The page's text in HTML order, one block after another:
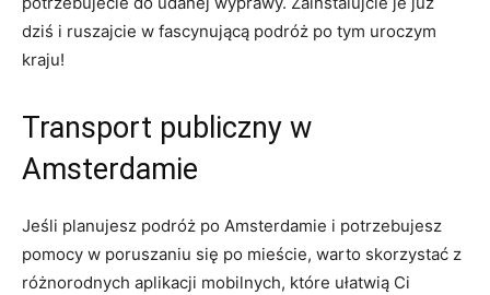
dziś ⁤i ruszajcie w fascynującą podróż po tym uroczym
⁣kraju!
Transport publiczny w
Amsterdamie
Jeśli planujesz podróż‍ po Amsterdamie i potrzebujesz
pomocy w poruszaniu‌ się po mieście, warto skorzystać z
różnorodnych aplikacji mobilnych, które ​ułatwią Ci